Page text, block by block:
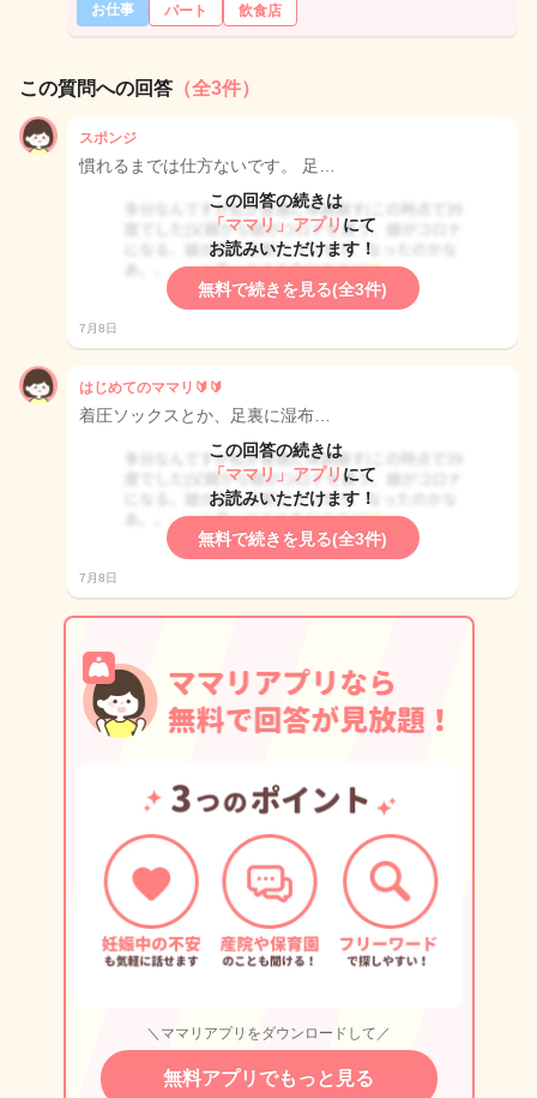
お仕事 パート 飲食店
この質問への回答 （全3件）
スポンジ
慣れるまでは仕方ないです。 足…
この回答の続きは
「ママリ」アプリ にて
お読みいただけます！
無料で続きを見る(全3件)
7月8日
はじめてのママリ🔰🔰
着圧ソックスとか、足裏に湿布…
この回答の続きは
「ママリ」アプリ にて
お読みいただけます！
無料で続きを見る(全3件)
7月8日
＼ママリアプリをダウンロードして／
無料アプリでもっと見る